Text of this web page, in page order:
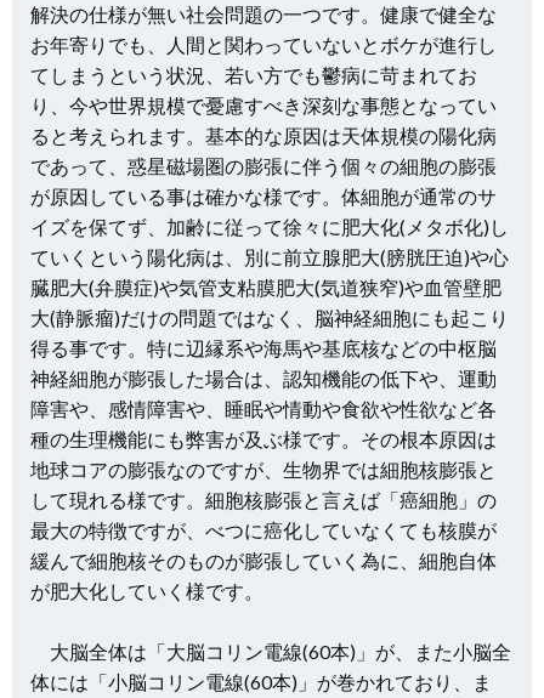
解決の仕様が無い社会問題の一つです。健康で健全な
お年寄りでも、人間と関わっていないとボケが進行し
てしまうという状況、若い方でも鬱病に苛まれてお
り、今や世界規模で憂慮すべき深刻な事態となってい
ると考えられます。基本的な原因は天体規模の陽化病
であって、惑星磁場圏の膨張に伴う個々の細胞の膨張
が原因している事は確かな様です。体細胞が通常のサ
イズを保てず、加齢に従って徐々に肥大化(メタボ化)し
ていくという陽化病は、別に前立腺肥大(膀胱圧迫)や心
臓肥大(弁膜症)や気管支粘膜肥大(気道狭窄)や血管壁肥
大(静脈瘤)だけの問題ではなく、脳神経細胞にも起こり
得る事です。特に辺縁系や海馬や基底核などの中枢脳
神経細胞が膨張した場合は、認知機能の低下や、運動
障害や、感情障害や、睡眠や情動や食欲や性欲など各
種の生理機能にも弊害が及ぶ様です。その根本原因は
地球コアの膨張なのですが、生物界では細胞核膨張と
して現れる様です。細胞核膨張と言えば「癌細胞」の
最大の特徴ですが、べつに癌化していなくても核膜が
緩んで細胞核そのものが膨張していく為に、細胞自体
が肥大化していく様です。
大脳全体は「大脳コリン電線(60本)」が、また小脳全
体には「小脳コリン電線(60本)」が巻かれており、ま